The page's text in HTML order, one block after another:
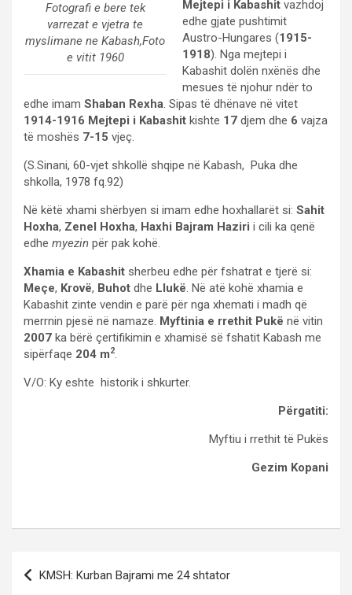
Fotografi e bere tek
varrezat e vjetra te
myslimane ne Kabash,Foto
e vitit 1960
Mejtepi i Kabashit vazhdoj
edhe gjate pushtimit
Austro-Hungares (1915-
1918). Nga mejtepi i
Kabashit dolën nxënës dhe
mesues të njohur ndër to
edhe imam Shaban Rexha. Sipas të dhënave në vitet
1914-1916 Mejtepi i Kabashit kishte 17 djem dhe 6 vajza
të moshës 7-15 vjeç.
(S.Sinani, 60-vjet shkollë shqipe në Kabash, Puka dhe
shkolla, 1978 fq.92)
Në këtë xhami shërbyen si imam edhe hoxhallarët si: Sahit
Hoxha, Zenel Hoxha, Haxhi Bajram Haziri i cili ka qenë
edhe myezin për pak kohë.
Xhamia e Kabashit sherbeu edhe për fshatrat e tjerë si:
Meçe, Krovë, Buhot dhe Llukë. Në atë kohë xhamia e
Kabashit zinte vendin e parë për nga xhemati i madh që
merrnin pjesë në namaze. Myftinia e rrethit Pukë në vitin
2007 ka bërë çertifikimin e xhamisë së fshatit Kabash me
sipërfaqe 204 m2.
V/O: Ky eshte historik i shkurter.
Përgatiti:
Myftiu i rrethit të Pukës
Gezim Kopani
Post
navigation
KMSH: Kurban Bajrami me 24 shtator